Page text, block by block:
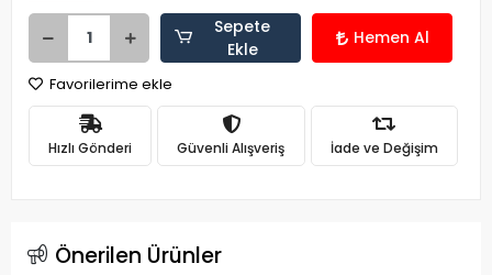
Sepete
Ekle
Hemen Al
Favorilerime ekle
Hızlı Gönderi Güvenli Alışveriş İade ve Değişim
Önerilen Ürünler